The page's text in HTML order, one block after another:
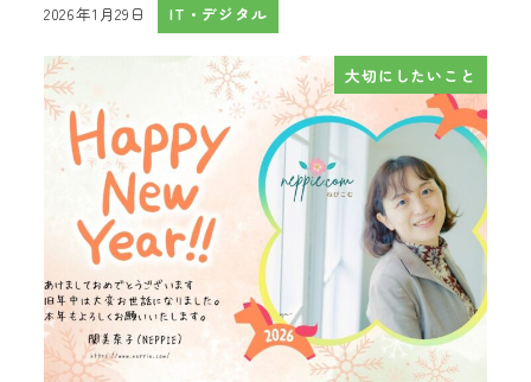
投稿日
2026年1月29日 IT・デジタル
大切にしたいこと